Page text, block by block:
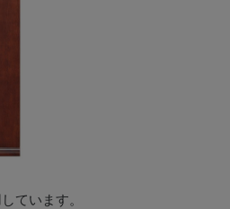
ています。